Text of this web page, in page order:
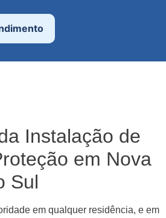
Instalação de
em Nova
Sul
em qualquer residência, e em